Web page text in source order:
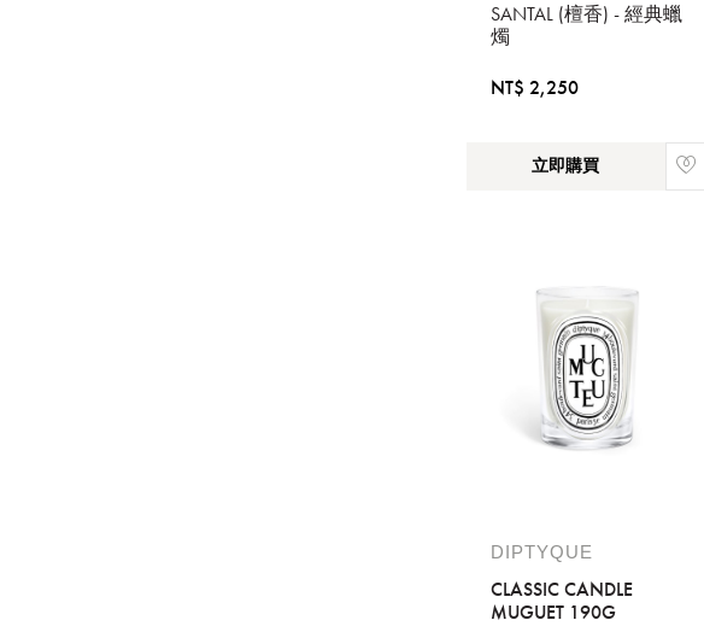
SANTAL (檀香) - 經典蠟
燭
NT$ 2,250
立即購買
DIPTYQUE
CLASSIC CANDLE
MUGUET 190G